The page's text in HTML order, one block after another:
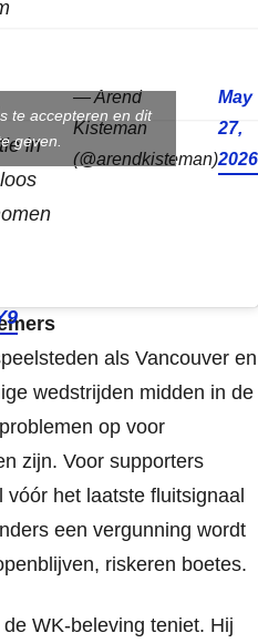
in
— Arend
Kisteman
(@arendkisteman)
May
27,
2026
te accepteren en dit
geven.
als Vancouver en
wedstrijden midden in de
op voor
zijn. Voor supporters
het laatste fluitsignaal
een vergunning wordt
riskeren boetes.
WK-beleving teniet. Hij